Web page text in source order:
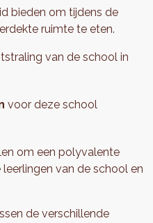
bieden om tijdens de
ruimte te eten.
van de school in
voor deze school
om een polyvalente
van de school en
de verschillende